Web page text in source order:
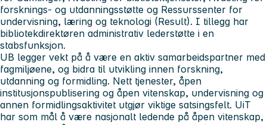
forsknings- og utdanningsstøtte og Ressurssenter for
undervisning, læring og teknologi (Result). I tillegg har
bibliotekdirektøren administrativ lederstøtte i en
stabsfunksjon.
UB legger vekt på å være en aktiv samarbeidspartner med
fagmiljøene, og bidra til utvikling innen forskning,
utdanning og formidling. Nett tjenester, åpen
institusjonspublisering og åpen vitenskap, undervisning og
annen formidlingsaktivitet utgjør viktige satsingsfelt. UiT
har som mål å være nasjonalt ledende på åpen vitenskap,